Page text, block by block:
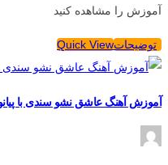
آموزش را مشاهده کنید
توضیحاتQuick View
آموزش آهنگ عاشق نشو سندی با